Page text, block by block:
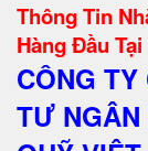
Thông Tin
Hàng Đầu
CÔNG
TƯ NGÂN